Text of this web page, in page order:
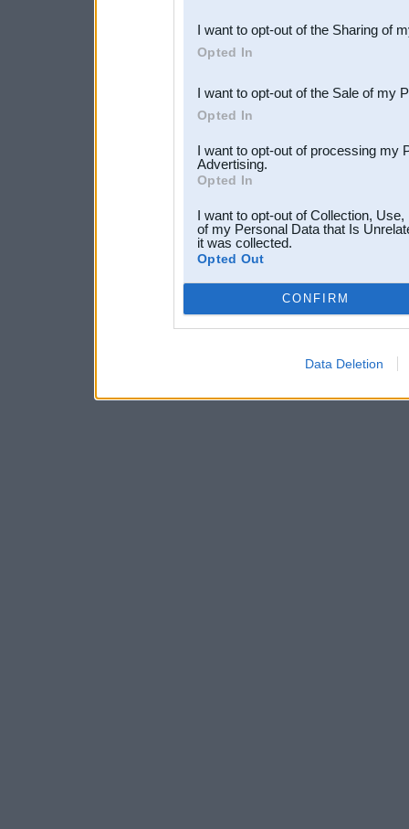
Downstream Participants
third parties.
I want to opt-out of the Sharing of
Opted In
I want to opt-out of the Sale of my
Opted In
I want to opt-out of processing my
Advertising.
Opted In
I want to opt-out of Collection,
of my Personal Data that Is
it was collected.
Opted Out
CONFIRM
Data Deletion